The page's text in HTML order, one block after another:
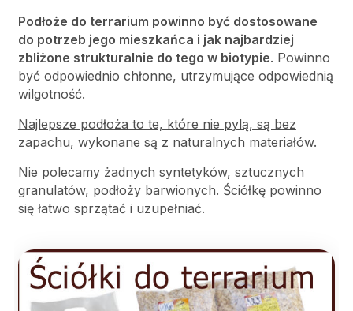
Podłoże do terrarium powinno być dostosowane
do potrzeb jego mieszkańca i jak najbardziej
zbliżone strukturalnie do tego w biotypie. Powinno
być odpowiednio chłonne, utrzymujące odpowiednią
wilgotność.
Najlepsze podłoża to te, które nie pylą, są bez
zapachu, wykonane są z naturalnych materiałów.
Nie polecamy żadnych syntetyków, sztucznych
granulatów, podłoży barwionych. Ściółkę powinno
się łatwo sprzątać i uzupełniać.